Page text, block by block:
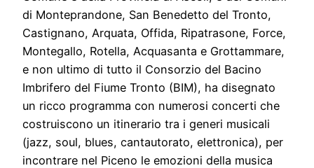
di Monteprandone, San Benedetto del Tronto,
Castignano, Arquata, Offida, Ripatrasone, Force,
Montegallo, Rotella, Acquasanta e Grottammare,
e non ultimo di tutto il Consorzio del Bacino
Imbrifero del Fiume Tronto (BIM), ha disegnato
un ricco programma con numerosi concerti che
costruiscono un itinerario tra i generi musicali
(jazz, soul, blues, cantautorato, elettronica), per
incontrare nel Piceno le emozioni della musica